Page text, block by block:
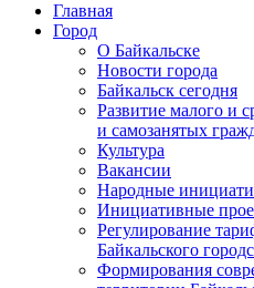
Главная
Город
О Байкальске
Новости города
Байкальск сегодня
Развитие малого и
и самозанятых
Культура
Вакансии
Народные
Инициативные
Регулирование
Байкальского
Формирования